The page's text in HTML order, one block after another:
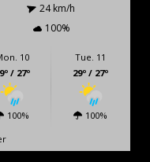
24 km/h
100%
10
/ 27º
100%
Tue. 11
29º / 27º
100%